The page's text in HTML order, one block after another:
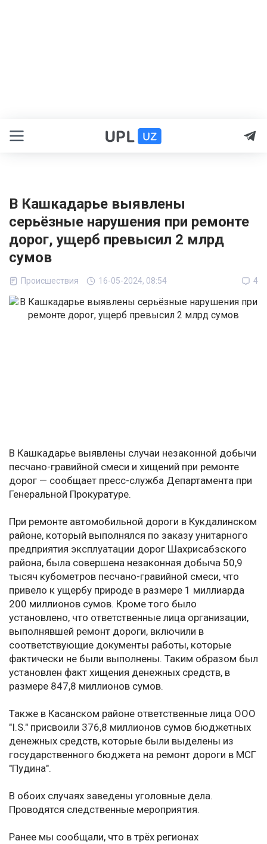
В Кашкадарье выявлены
серьёзные нарушения при ремонте
дорог, ущерб превысил 2 млрд
сумов
Происшествия 16-05-2024, 08:54 4
В Кашкадарье выявлены случаи незаконной добычи
песчано-гравийной смеси и хищений при ремонте
дорог — сообщает пресс-служба Департамента при
Генеральной Прокуратуре.
При ремонте автомобильной дороги в Кукдалинском
районе, который выполнялся по заказу унитарного
предприятия эксплуатации дорог Шахрисабзского
района, была совершена незаконная добыча 50,9
тысяч кубометров песчано-гравийной смеси, что
привело к ущербу природе в размере 1 миллиарда
200 миллионов сумов. Кроме того было
установлено, что ответственные лица организации,
выполнявшей ремонт дороги, включили в
соответствующие документы работы, которые
фактически не были выполнены. Таким образом был
установлен факт хищения денежных средств, в
размере 847,8 миллионов сумов.
Также в Касанском районе ответственные лица ООО
"I.S." присвоили 376,8 миллионов сумов бюджетных
денежных средств, которые были выделены из
государственного бюджета на ремонт дороги в МСГ
"Пудина".
В обоих случаях заведены уголовные дела.
Проводятся следственные мероприятия.
Ранее мы сообщали, что в трёх регионах